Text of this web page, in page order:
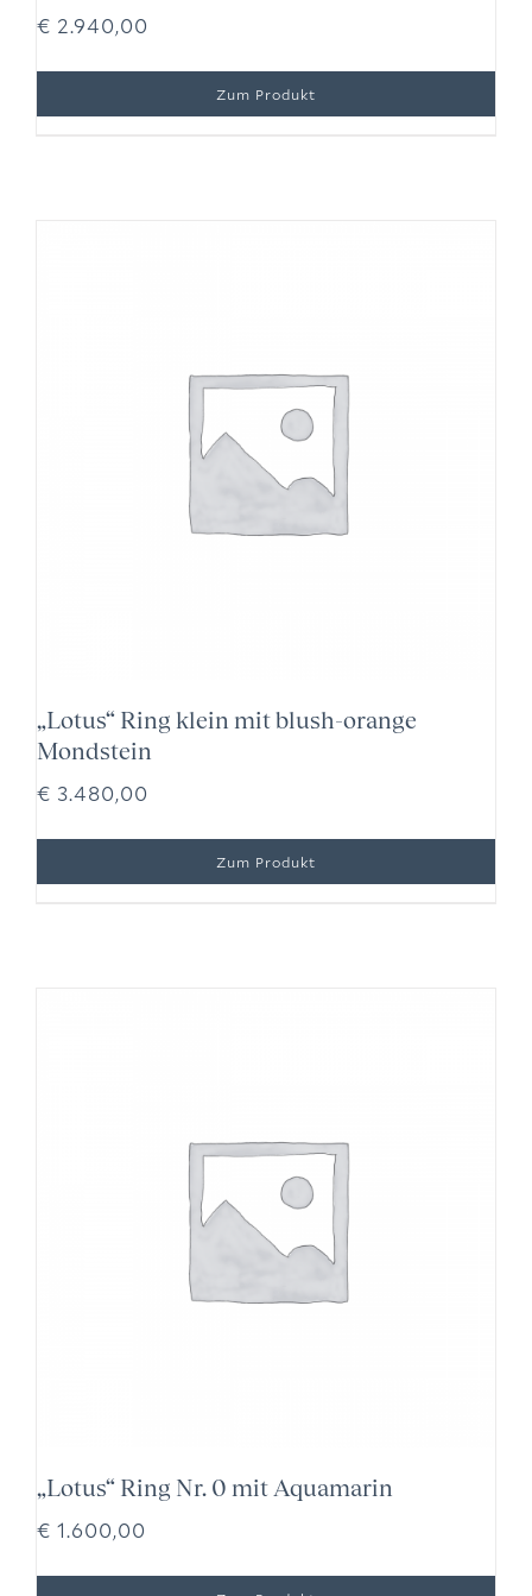
€ 2.940,00
„Lotus“ Ring klein mit blush-orange
Mondstein
€ 3.480,00
„Lotus“ Ring Nr. 0 mit Aquamarin
€ 1.600,00